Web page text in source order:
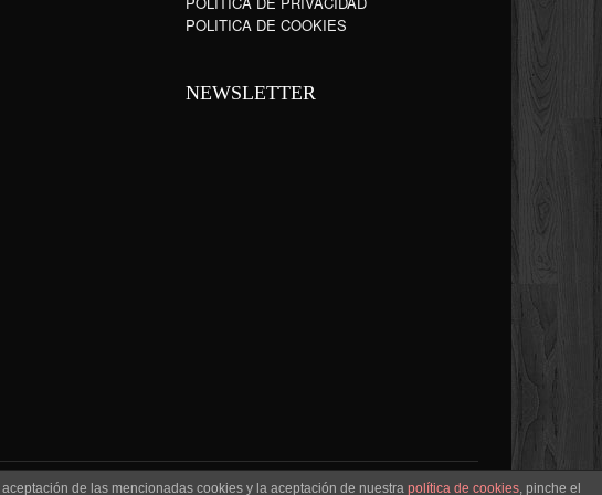
POLITICA DE COOKIES
NEWSLETTER
de las mencionadas cookies y la aceptación de nuestra política de cookies, pinche el